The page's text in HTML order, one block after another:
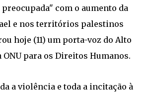
com o aumento da
e nos territórios palestinos
hoje (11) um porta-voz do Alto
ONU para os Direitos Humanos.
a violência e toda a incitação à